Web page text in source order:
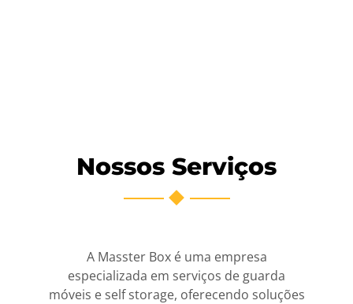
Nossos Serviços
A Masster Box é uma empresa
especializada em serviços de guarda
móveis e self storage, oferecendo soluções